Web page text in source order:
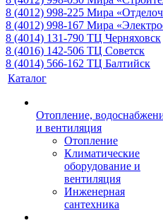
8 (4012) 998-225 Мира
8 (4012) 998-167 Мира
8 (4014) 131-790 ТЦ Черняховск
8 (4016) 142-506 ТЦ Советск
8 (4014) 566-162 ТЦ Балтийск
Каталог
Отопление,
и вентиляция
Отопление
Климатические
оборудование и
вентиляция
Инженерная
сантехника